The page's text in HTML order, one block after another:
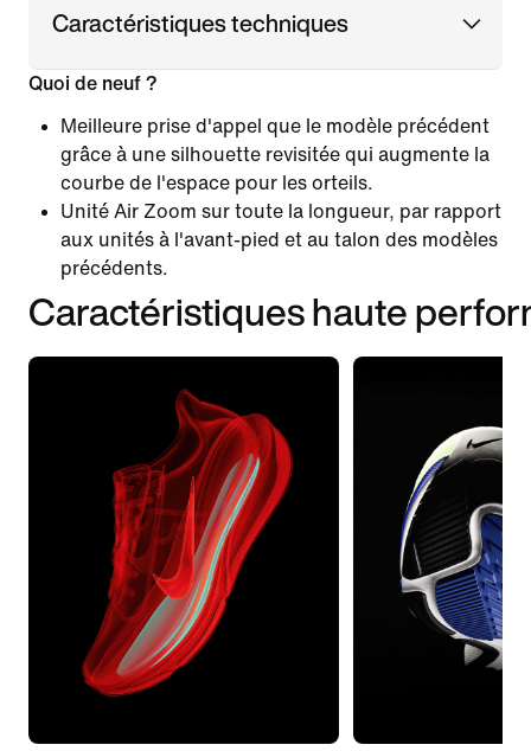
Caractéristiques techniques
Quoi de neuf ?
Meilleure prise d'appel que le modèle précédent
grâce à une silhouette revisitée qui augmente la
courbe de l'espace pour les orteils.
Unité Air Zoom sur toute la longueur, par rapport
aux unités à l'avant-pied et au talon des modèles
précédents.
Caractéristiques haute